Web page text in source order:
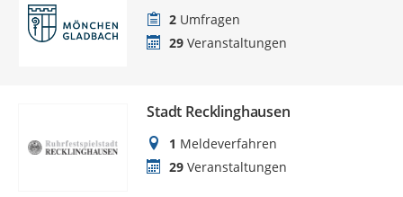
2 Umfragen
29 Veranstaltungen
Stadt Recklinghausen
1 Meldeverfahren
29 Veranstaltungen